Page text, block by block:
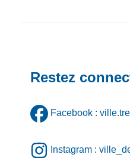
Restez
Facebook :
Instagram :